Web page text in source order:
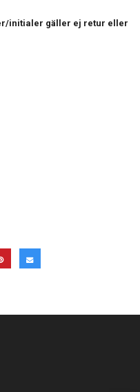
initialer gäller ej retur eller